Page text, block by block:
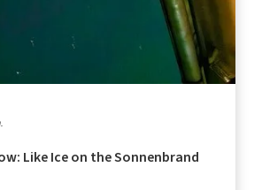
Like Ice on the Sonnenbrand